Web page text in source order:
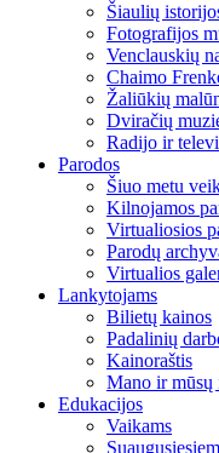
Šiaulių
Fotografijos
Venclauskių
Chaimo
Žaliūkių
Dviračių
Radijo ir
Parodos
Šiuo metu
Kilnojamos
Virtualiosios
Parodų
Virtualios
Lankytojams
Bilietų kainos
Padalinių
Kainoraštis
Mano ir mūsų
Edukacijos
Vaikams